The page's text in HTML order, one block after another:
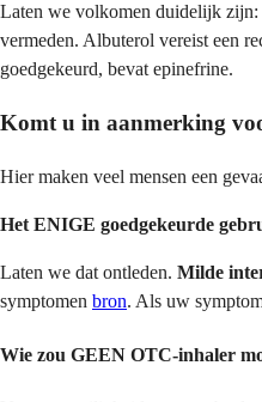
Laten we volkomen duidelijk zijn:
vermeden. Albuterol vereist een
goedgekeurd, bevat epinefrine.
Komt u in aanmerking
Hier maken veel mensen een
Het ENIGE goedgekeurde
Laten we dat ontleden. Milde
symptomen bron. Als uw
Wie zou GEEN OTC-inhaler